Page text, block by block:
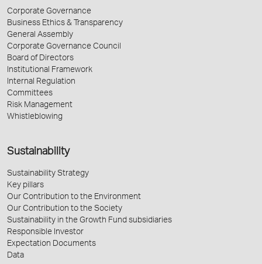
Corporate Governance
Business Ethics & Transparency
General Assembly
Corporate Governance Council
Board of Directors
Institutional Framework
Internal Regulation
Committees
Risk Management
Whistleblowing
Sustainability
Sustainability Strategy
Key pillars
Our Contribution to the Environment
Our Contribution to the Society
Sustainability in the Growth Fund subsidiaries
Responsible Investor
Expectation Documents
Data